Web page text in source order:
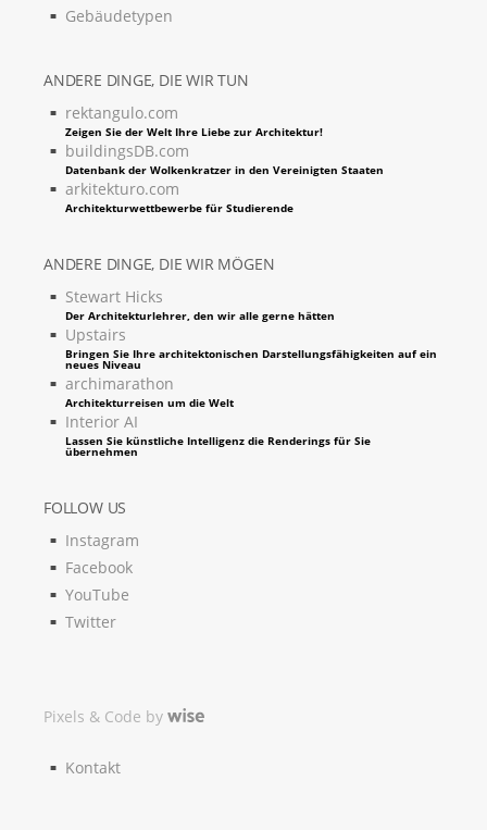
Gebäudetypen
ANDERE DINGE, DIE WIR TUN
rektangulo.com
Zeigen Sie der Welt Ihre Liebe zur Architektur!
buildingsDB.com
Datenbank der Wolkenkratzer in den Vereinigten Staaten
arkitekturo.com
Architekturwettbewerbe für Studierende
ANDERE DINGE, DIE WIR MÖGEN
Stewart Hicks
Der Architekturlehrer, den wir alle gerne hätten
Upstairs
Bringen Sie Ihre architektonischen Darstellungsfähigkeiten auf ein
neues Niveau
archimarathon
Architekturreisen um die Welt
Interior AI
Lassen Sie künstliche Intelligenz die Renderings für Sie
übernehmen
FOLLOW US
Instagram
Facebook
YouTube
Twitter
Pixels & Code by
Kontakt